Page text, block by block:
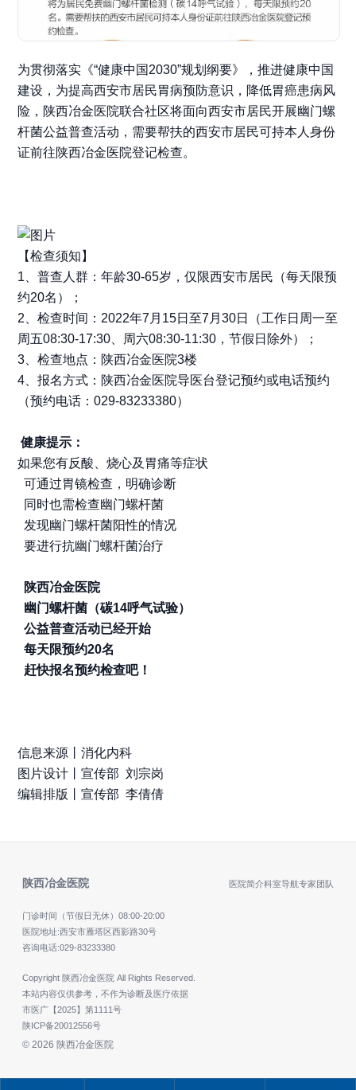
为贯彻落实《“健康中国2030”规划纲要》，推进健康中国
建设，为提高西安市居民胃病预防意识，降低胃癌患病风
险，陕西冶金医院联合社区将面向西安市居民开展幽门螺
杆菌公益普查活动，需要帮扶的西安市居民可持本人身份
证前往陕西冶金医院登记检查。
【检查须知】
1、普查人群：年龄30-65岁，仅限西安市居民（每天限预
约20名）；
2、检查时间：2022年7月15日至7月30日（工作日周一至
周五08:30-17:30、周六08:30-11:30，节假日除外）；
3、检查地点：陕西冶金医院3楼
4、报名方式：陕西冶金医院导医台登记预约或电话预约
（预约电话：029-83233380）
健康提示：
如果您有反酸、烧心及胃痛等症状
可通过胃镜检查，明确诊断
同时也需检查幽门螺杆菌
发现幽门螺杆菌阳性的情况
要进行抗幽门螺杆菌治疗
陕西冶金医院
幽门螺杆菌（碳14呼气试验）
公益普查活动已经开始
每天限预约20名
赶快报名预约检查吧！
信息来源丨消化内科
图片设计丨宣传部 刘宗岗
编辑排版丨宣传部 李倩倩
陕西冶金医院 医院简介科室导航专家团队
门诊时间（节假日无休） 08:00-20:00
医院地址:西安市雁塔区西影路30号
咨询电话:029-83233380
Copyright 陕西冶金医院 All Rights Reserved.
本站内容仅供参考，不作为诊断及医疗依据
市医广【2025】第1111号
陕ICP备20012556号
© 2026 陕西冶金医院